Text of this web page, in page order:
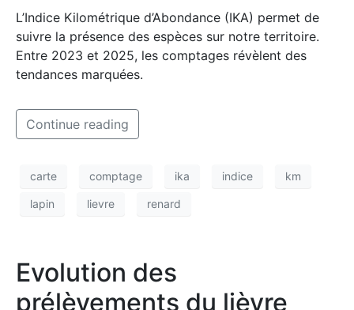
L’Indice Kilométrique d’Abondance (IKA) permet de
suivre la présence des espèces sur notre territoire.
Entre 2023 et 2025, les comptages révèlent des
tendances marquées.
Continue reading
carte comptage ika indice km
lapin lievre renard
Evolution des
prélèvements du lièvre